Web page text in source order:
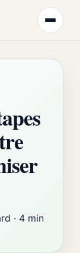
· 4 min